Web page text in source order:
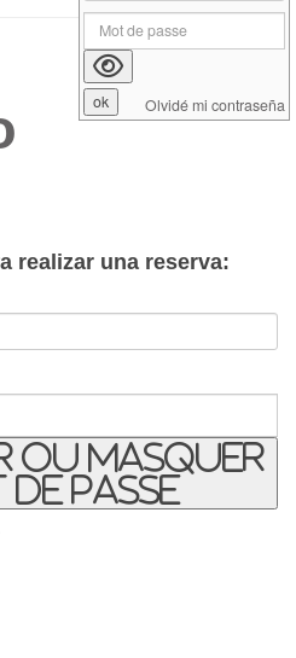
realizar una reserva:
ou masquer
de passe
Olvidé mi contraseña